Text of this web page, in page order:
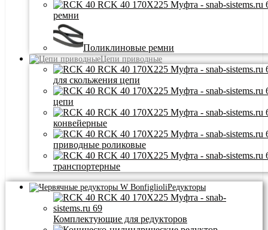
ремни
Поликлиновые ремни
Цепи приводные
для скольжения цепи
цепи
конвейерные
приводные роликовые
транспортерные
Редукторы
Комплектующие для редукторов